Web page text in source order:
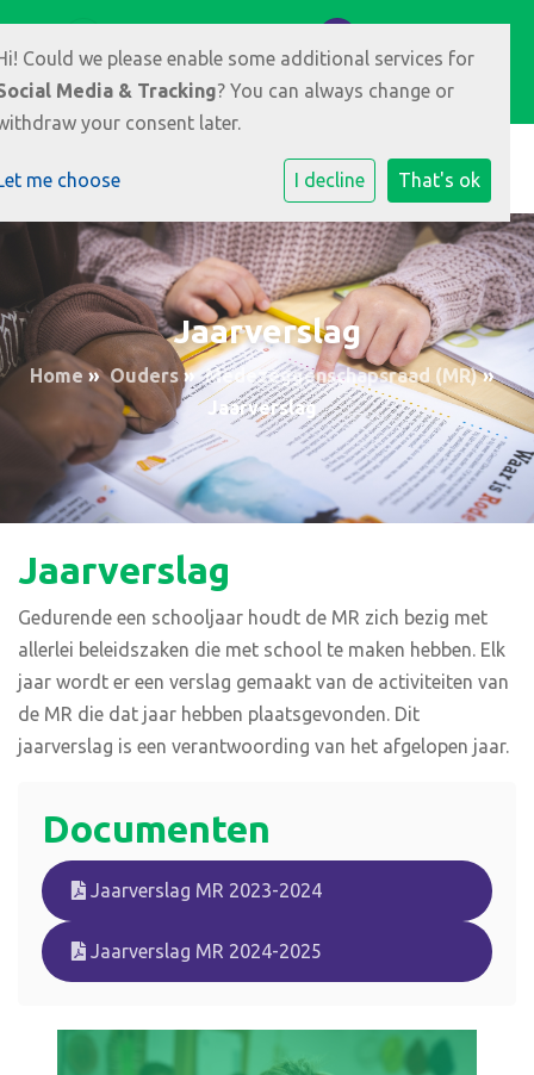
E-mailadres
Jaarverslag
Home» Ouders » Medezeggenschapsraad (MR)»
Jaarverslag
Jaarverslag
Gedurende een schooljaar houdt de MR zich bezig met
allerlei beleidszaken die met school te maken hebben. Elk
jaar wordt er een verslag gemaakt van de activiteiten van
de MR die dat jaar hebben plaatsgevonden. Dit
jaarverslag is een verantwoording van het afgelopen jaar.
Documenten
Jaarverslag MR 2023-2024
Jaarverslag MR 2024-2025
Could we please enable some additional services for
Media & Tracking? You can always change or
your consent later.
me choose I decline That's ok